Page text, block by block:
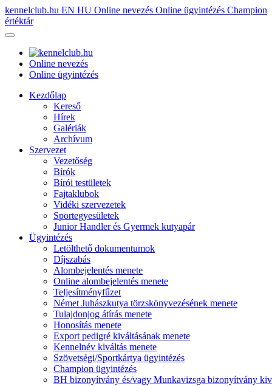
kennelclub.hu EN HU Online nevezés Online ügyintézés Champion
értéktár
Online nevezés
Online ügyintézés
Kezdőlap
Kereső
Hírek
Galériák
Archívum
Szervezet
Vezetőség
Bírók
Bírói testületek
Fajtaklubok
Vidéki szervezetek
Sportegyesületek
Junior Handler és Gyermek kutyapár
Ügyintézés
Letölthető dokumentumok
Díjszabás
Alombejelentés menete
Online alombejelentés menete
Teljesítményfűzet
Német Juhászkutya törzskönyvezésének menete
Tulajdonjog átírás menete
Honosítás menete
Export pedigré kiváltásának menete
Kennelnév kiváltás menete
Szövetségi/Sportkártya ügyintézés
Champion ügyintézés
BH bizonyítvány és/vagy Munkavizsga bizonyítvány